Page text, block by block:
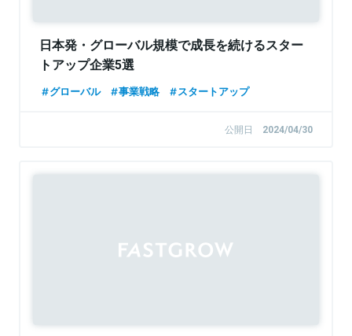
日本発・グローバル規模で成長を続けるスター
トアップ企業5選
グローバル 事業戦略 スタートアップ
公開日 2024/04/30